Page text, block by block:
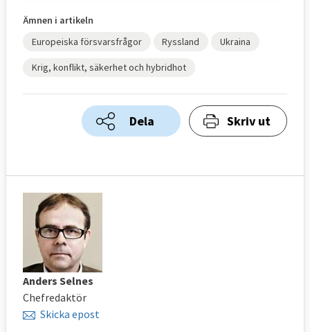
Ämnen i artikeln
Europeiska försvarsfrågor
Ryssland Ukraina
Krig, konflikt, säkerhet och hybridhot
Dela Skriv ut
Anders Selnes
Chefredaktör
Skicka epost